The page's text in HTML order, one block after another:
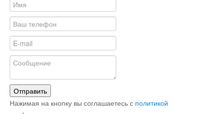
Отправить
Нажимая на кнопку вы соглашаетесь с политикой